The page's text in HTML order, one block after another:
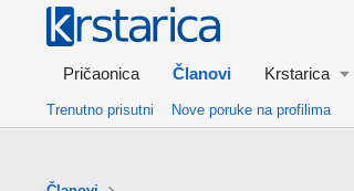
Pričaonica Članovi Krstarica
Trenutno prisutni Nove poruke na profilima